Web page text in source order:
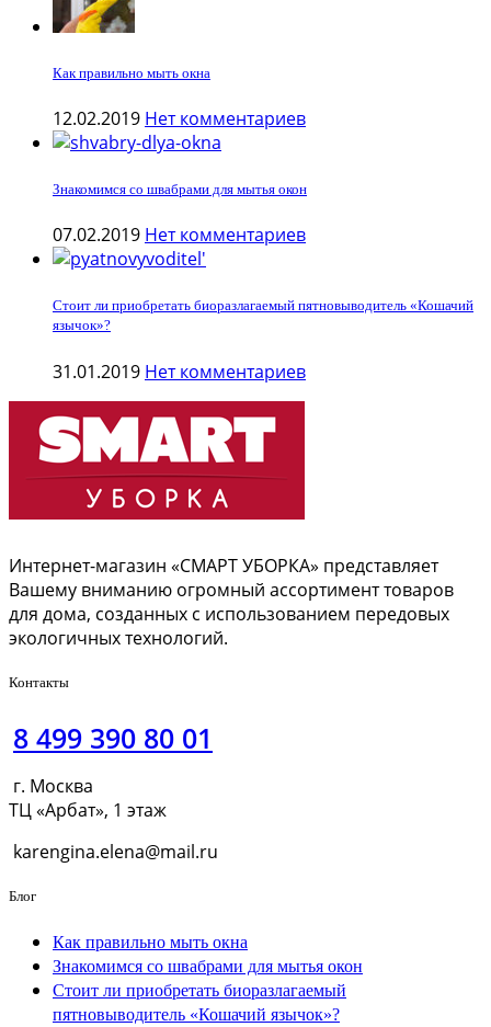
Как правильно мыть окна
12.02.2019 Нет комментариев
Знакомимся со швабрами для мытья окон
07.02.2019 Нет комментариев
Стоит ли приобретать биоразлагаемый пятновыводитель «Кошачий
язычок»?
31.01.2019 Нет комментариев
Интернет-магазин «СМАРТ УБОРКА» представляет
Вашему вниманию огромный ассортимент товаров
для дома, созданных с использованием передовых
экологичных технологий.
Контакты
8 499 390 80 01
г. Москва
ТЦ «Арбат», 1 этаж
karengina.elena@mail.ru
Блог
Как правильно мыть окна
Знакомимся со швабрами для мытья окон
Стоит ли приобретать биоразлагаемый
пятновыводитель «Кошачий язычок»?